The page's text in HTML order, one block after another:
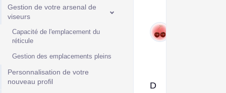
Gestion de votre arsenal de
viseurs
Capacité de l'emplacement du
réticule
Gestion des emplacements pleins
Personnalisation de votre
nouveau profil
D